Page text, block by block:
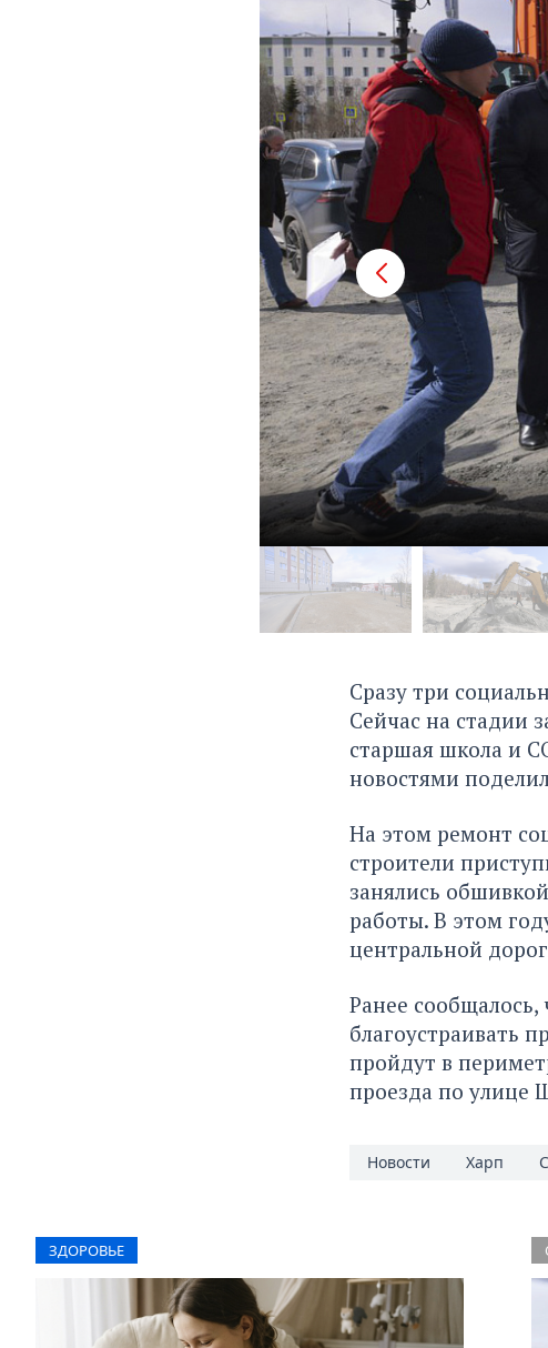
Сразу три
Сейчас на стадии
старшая школа и
новостями
На этом ремонт
строители
занялись
работы. В этом
центральной
Ранее сообщалось,
благоустраивать
пройдут в
проезда по улице
Новости Харп
ЗДОРОВЬЕ